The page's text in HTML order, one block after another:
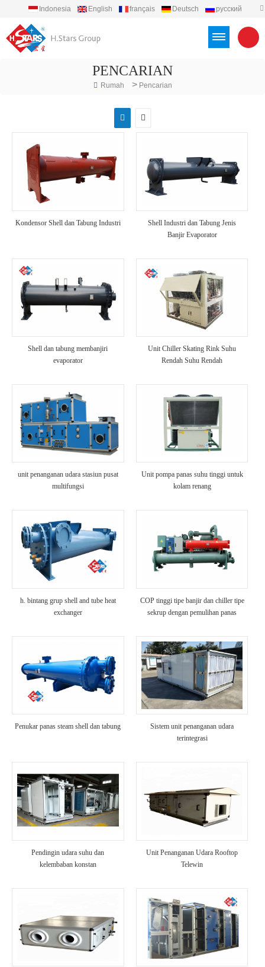
Indonesia English français Deutsch
русский
PENCARIAN
Rumah > Pencarian
Kondensor Shell dan Tabung Industri
Shell Industri dan Tabung Jenis
Banjir Evaporator
Shell dan tabung membanjiri
evaporator
Unit Chiller Skating Rink Suhu
Rendah Suhu Rendah
unit penanganan udara stasiun pusat
multifungsi
Unit pompa panas suhu tinggi untuk
kolam renang
h. bintang grup shell and tube heat
exchanger
COP tinggi tipe banjir dan chiller tipe
sekrup dengan pemulihan panas
Penukar panas steam shell dan tabung
Sistem unit penanganan udara
terintegrasi
Pendingin udara suhu dan
kelembaban konstan
Unit Penanganan Udara Rooftop
Telewin